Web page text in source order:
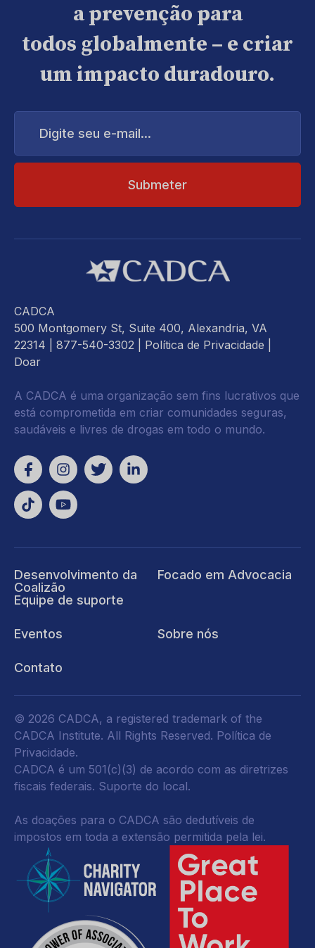
a prevenção para
todos globalmente – e criar
um impacto duradouro.
Digite
CADCA
500 Montgomery St, Suite 400, Alexandria, VA
22314 | 877-540-3302 | Política de Privacidade
Doar
A CADCA é uma organização sem fins lucrativos que
está comprometida em criar comunidades seguras,
saudáveis e livres de drogas em todo o mundo.
Desenvolvimento da
Coalizão
Equipe de suporte
Focado em Advocacia
Eventos Sobre nós
Contato
© 2026 CADCA, a registered trademark of the
CADCA Institute. All Rights Reserved. Política de
Privacidade.
CADCA é um 501(c)(3) de acordo com as diretrizes
fiscais federais. Suporte do local.
As doações para o CADCA são dedutíveis de
impostos em toda a extensão permitida pela lei.